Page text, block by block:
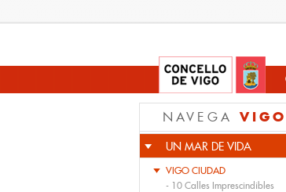
NAVEGA VIGO
UN MAR DE VIDA
VIGO CIUDAD
- 10 Calles Imprescindibles